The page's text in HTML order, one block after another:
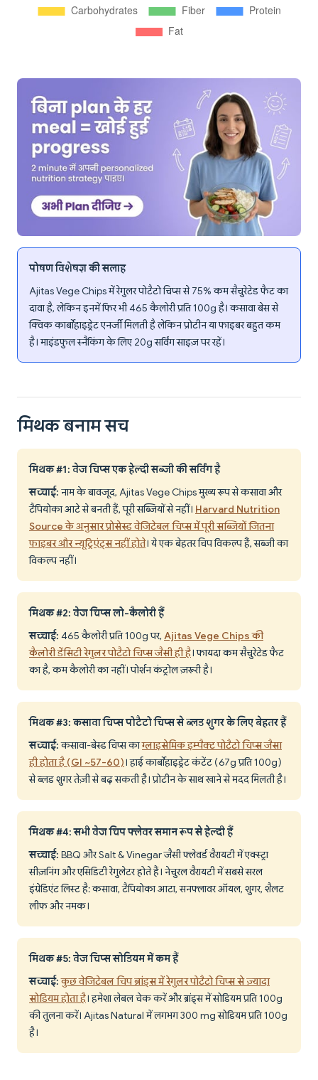
पोषण विशेषज्ञ की सलाह
Ajitas Vege Chips में रेगुलर पोटैटो चिप्स से 75% कम सैचुरेटेड फैट का
दावा है, लेकिन इनमें फिर भी 465 कैलोरी प्रति 100g है। कसावा बेस से
क्विक कार्बोहाइड्रेट एनर्जी मिलती है लेकिन प्रोटीन या फाइबर बहुत कम
है। माइंडफुल स्नैकिंग के लिए 20g सर्विंग साइज़ पर रहें।
मिथक बनाम सच
मिथक #1: वेज चिप्स एक हेल्दी सब्जी की सर्विंग है
सच्चाई: नाम के बावजूद, Ajitas Vege Chips मुख्य रूप से कसावा और
टैपियोका आटे से बनती हैं, पूरी सब्जियों से नहीं। Harvard Nutrition
Source के अनुसार प्रोसेस्ड वेजिटेबल चिप्स में पूरी सब्जियों जितना
फाइबर और न्यूट्रिएंट्स नहीं होते। ये एक बेहतर चिप विकल्प हैं, सब्जी का
विकल्प नहीं।
मिथक #2: वेज चिप्स लो-कैलोरी हैं
सच्चाई: 465 कैलोरी प्रति 100g पर, Ajitas Vege Chips की
कैलोरी डेंसिटी रेगुलर पोटैटो चिप्स जैसी ही है। फायदा कम सैचुरेटेड फैट
का है, कम कैलोरी का नहीं। पोर्शन कंट्रोल ज़रूरी है।
मिथक #3: कसावा चिप्स पोटैटो चिप्स से ब्लड शुगर के लिए बेहतर हैं
सच्चाई:कसावा-बेस्ड चिप्स काग्लाइसेमिक इम्पैक्ट पोटैटो चिप्स जैसा
ही होता है (GI ~57-60)। हाई कार्बोहाइड्रेट कंटेंट (67g प्रति 100g)
से ब्लड शुगर तेज़ी से बढ़ सकती है। प्रोटीन के साथ खाने से मदद मिलती है।
मिथक #4: सभी वेज चिप फ्लेवर समान रूप से हेल्दी हैं
सच्चाई: BBQ और Salt & Vinegar जैसी फ्लेवर्ड वैरायटी में एक्स्ट्रा
सीज़निंग और एसिडिटी रेगुलेटर होते हैं। नेचुरल वैरायटी में सबसे सरल
इंग्रेडिएंट लिस्ट है: कसावा, टैपियोका आटा, सनफ्लावर ऑयल, शुगर, शैलट
लीफ और नमक।
मिथक #5: वेज चिप्स सोडियम में कम हैं
सच्चाई: कुछ वेजिटेबल चिप ब्रांड्स में रेगुलर पोटैटो चिप्स से ज़्यादा
सोडियम होता है। हमेशा लेबल चेक करें और ब्रांड्स में सोडियम प्रति 100g
की तुलना करें। Ajitas Natural में लगभग 300 mg सोडियम प्रति 100g
है।